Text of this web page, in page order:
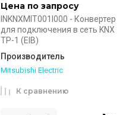
Цена по запросу
INKNXMIT001I000 - Конвертер
для подключения в сеть KNX
TP-1 (EIB)
Производитель
Mitsubishi Electric
К сравнению